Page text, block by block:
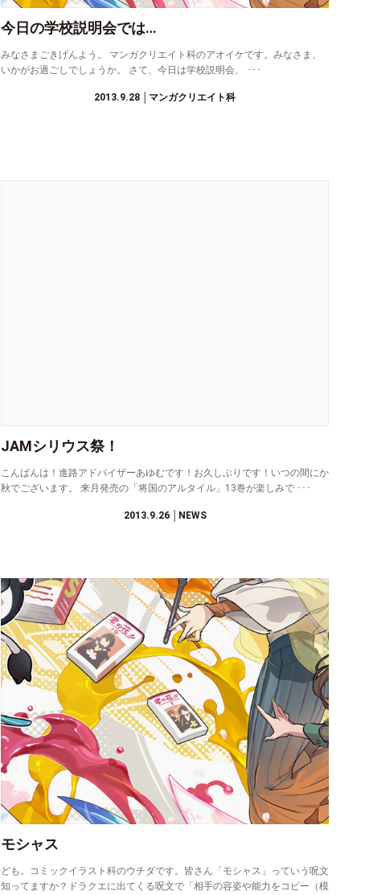
今日の学校説明会では…
みなさまごきげんよう。 マンガクリエイト科のアオイケです。みなさま、
いかがお過ごしでしょうか。 さて、今日は学校説明会、 ･･･
2013.9.28 │マンガクリエイト科
JAMシリウス祭！
こんばんは！進路アドバイザーあゆむです！お久しぶりです！いつの間にか
秋でございます。 来月発売の「将国のアルタイル」13巻が楽しみで ･･･
2013.9.26│NEWS
モシャス
ども。コミックイラスト科のウチダです。皆さん「モシャス」っていう呪文
知ってますか？ドラクエに出てくる呪文で「相手の容姿や能力をコピー（模